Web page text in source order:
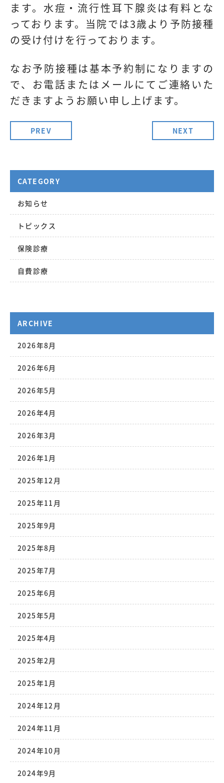
ます。水痘・流行性耳下腺炎は有料とな
っております。当院では3歳より予防接種
の受け付けを行っております。
なお予防接種は基本予約制になりますの
で、お電話またはメールにてご連絡いた
だきますようお願い申し上げます。
PREV NEXT
CATEGORY
お知らせ
トピックス
保険診療
自費診療
ARCHIVE
2026年8月
2026年6月
2026年5月
2026年4月
2026年3月
2026年1月
2025年12月
2025年11月
2025年9月
2025年8月
2025年7月
2025年6月
2025年5月
2025年4月
2025年2月
2025年1月
2024年12月
2024年11月
2024年10月
2024年9月